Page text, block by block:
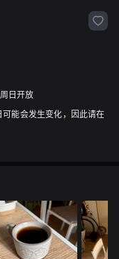
日开放
能会发生变化，因此请在